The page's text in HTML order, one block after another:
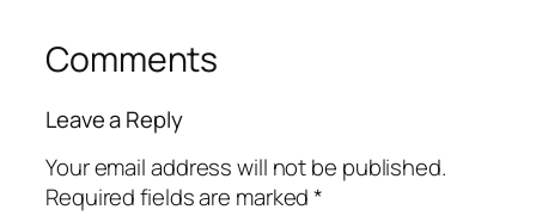
Comments
Leave a Reply
Your email address will not be published.
Required fields are marked*